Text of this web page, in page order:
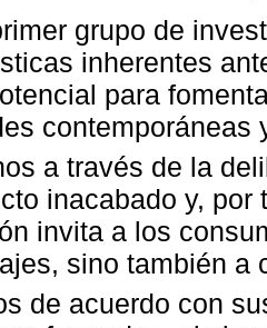
grupo de
inherentes
para
contemporáneas
a través de la
inacabado y,
invita a los
sino también a
de acuerdo con